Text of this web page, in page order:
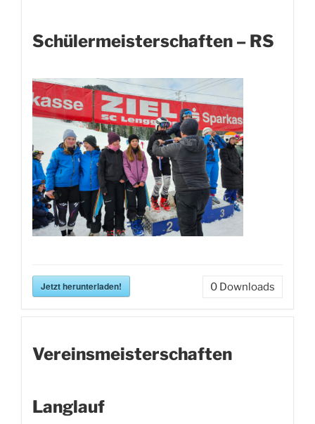
Schülermeisterschaften – RS
Jetzt herunterladen! 0 Downloads
Vereinsmeisterschaften
Langlauf